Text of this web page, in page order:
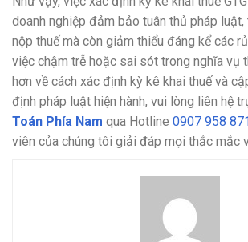
doanh nghiệp đảm bảo tuân thủ pháp
nộp thuế mà còn giảm thiểu đáng kể các
việc chậm trễ hoặc sai sót trong nghĩa vụ
hơn về cách xác định kỳ kê khai thuế và
định pháp luật hiện hành, vui lòng liên hệ
Toán Phía Nam qua Hotline 0907 958
viên của chúng tôi giải đáp mọi thắc mắc